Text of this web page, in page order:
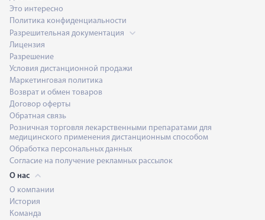
Это интересно
Политика конфиденциальности
Разрешительная документация
Лицензия
Разрешение
Условия дистанционной продажи
Маркетинговая политика
Возврат и обмен товаров
Договор оферты
Обратная связь
Розничная торговля лекарственными препаратами для
медицинского применения дистанционным способом
Обработка персональных данных
Согласие на получение рекламных рассылок
О нас
О компании
История
Команда